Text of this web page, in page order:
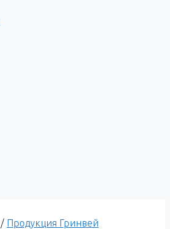
/ Продукция Гринвей